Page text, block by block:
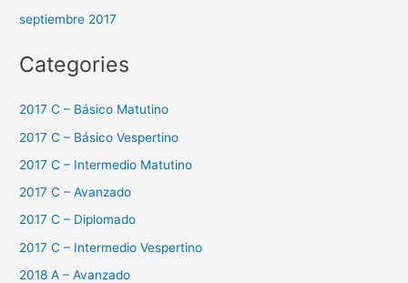
septiembre 2017
Categories
2017 C – Básico Matutino
2017 C – Básico Vespertino
2017 C – Intermedio Matutino
2017 C – Avanzado
2017 C – Diplomado
2017 C – Intermedio Vespertino
2018 A – Avanzado